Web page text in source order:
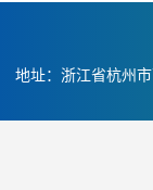
地址：浙江省杭州